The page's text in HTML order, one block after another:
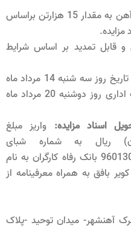
فروش گندله آهن به مقدار 15 هزارتن براساس
و قابل تمدید بر اساس شرایط
از تاریخ روز سه شنبه 14 مرداد ماه
سال 1404 لغایت پایان وقت اداری روز دوشنبه 20 مرداد ماه
اسناد مزایده: واریز مبلغ
میلیون) ریال به شماره شبای
960130100000000275014265IR بانک رفاه کارگران به نام
بافق به همراه معرفی­نامه از
آهنشهر- میدان توحید -پلاک